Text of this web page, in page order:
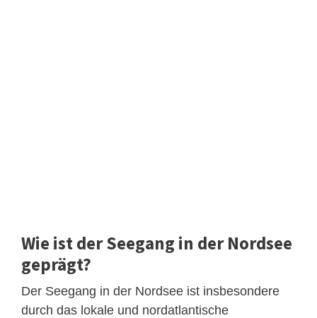
Wie ist der Seegang in der Nordsee
geprägt?
Der Seegang in der Nordsee ist insbesondere
durch das lokale und nordatlantische